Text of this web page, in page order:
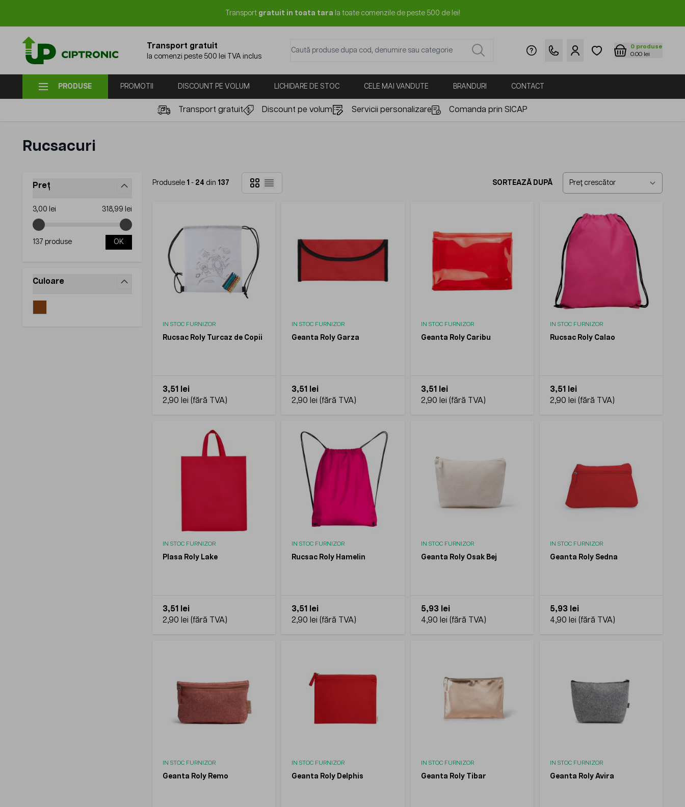
Transport gratuit in toata tara la toate comenzile de peste 500 de lei!
Transport gratuit
la comenzi peste 500 lei TVA inclus
0 produse
0.00 lei
PRODUSE PROMOTII DISCOUNT PE VOLUM LICHIDARE DE STOC CELE MAI VANDUTE BRANDURI CONTACT
Transport gratuit Discount pe volum Servicii personalizare Comanda prin SICAP
Rucsacuri
Preț
Minimum value
3,00 lei Maximum value
318,99 lei
137 produse OK
Culoare
Produsele 1 - 24 din 137
Grilă
Listă
SORTEAZĂ DUPĂ
IN STOC FURNIZOR
Rucsac Roly Turcaz de Copii
3,51 lei
2,90 lei
IN STOC FURNIZOR
Geanta Roly Garza
3,51 lei
2,90 lei
IN STOC FURNIZOR
Geanta Roly Caribu
3,51 lei
2,90 lei
IN STOC FURNIZOR
Rucsac Roly Calao
3,51 lei
2,90 lei
IN STOC FURNIZOR
Plasa Roly Lake
3,51 lei
2,90 lei
IN STOC FURNIZOR
Rucsac Roly Hamelin
3,51 lei
2,90 lei
IN STOC FURNIZOR
Geanta Roly Osak Bej
5,93 lei
4,90 lei
IN STOC FURNIZOR
Geanta Roly Sedna
5,93 lei
4,90 lei
IN STOC FURNIZOR
Geanta Roly Remo
IN STOC FURNIZOR
Geanta Roly Delphis
IN STOC FURNIZOR
Geanta Roly Tibar
IN STOC FURNIZOR
Geanta Roly Avira